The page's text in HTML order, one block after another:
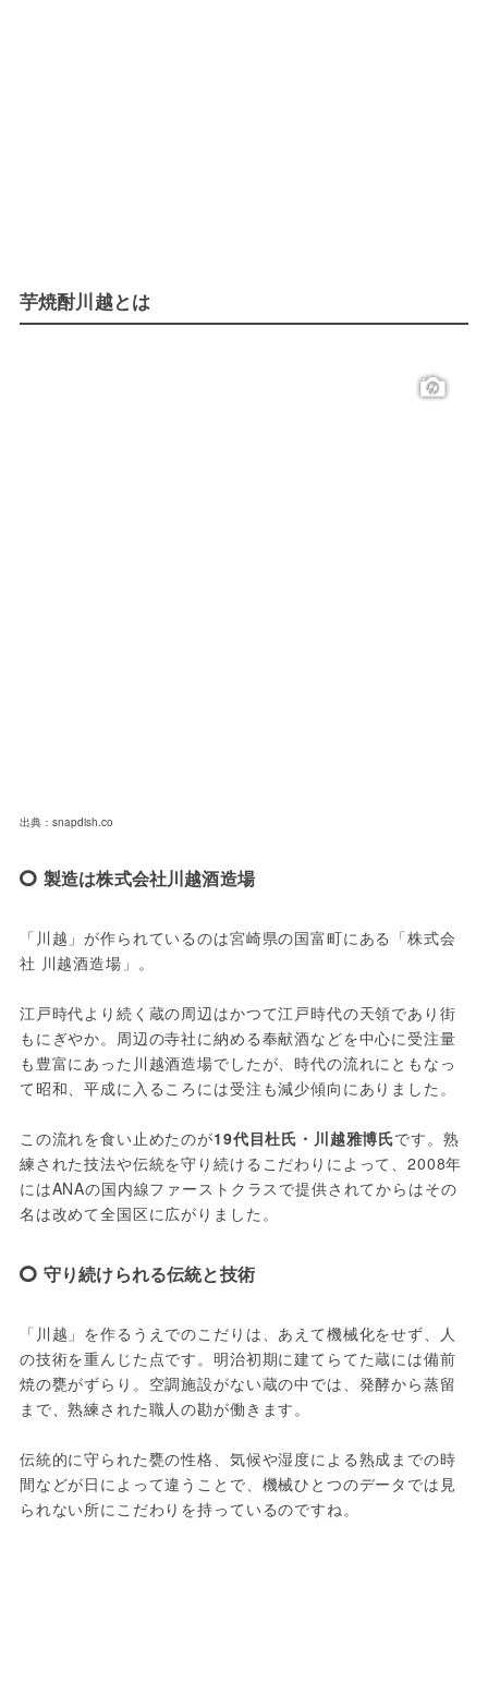
芋焼酎川越とは
出典：snapdish.co
製造は株式会社川越酒造場
「川越」が作られているのは宮崎県の国富町にある「株式会
社 川越酒造場」。
江戸時代より続く蔵の周辺はかつて江戸時代の天領であり街
もにぎやか。周辺の寺社に納める奉献酒などを中心に受注量
も豊富にあった川越酒造場でしたが、時代の流れにともなっ
て昭和、平成に入るころには受注も減少傾向にありました。
この流れを食い止めたのが19代目杜氏・川越雅博氏です。熟
練された技法や伝統を守り続けるこだわりによって、2008年
にはANAの国内線ファーストクラスで提供されてからはその
名は改めて全国区に広がりました。
守り続けられる伝統と技術
「川越」を作るうえでのこだりは、あえて機械化をせず、人
の技術を重んじた点です。明治初期に建てらてた蔵には備前
焼の甕がずらり。空調施設がない蔵の中では、発酵から蒸留
まで、熟練された職人の勘が働きます。
伝統的に守られた甕の性格、気候や湿度による熟成までの時
間などが日によって違うことで、機械ひとつのデータでは見
られない所にこだわりを持っているのですね。